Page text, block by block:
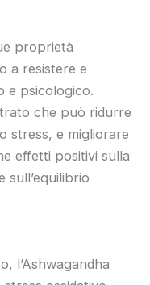
proprietà
a resistere e
e psicologico.
che può ridurre
stress, e migliorare
effetti positivi sulla
l’Ashwagandha